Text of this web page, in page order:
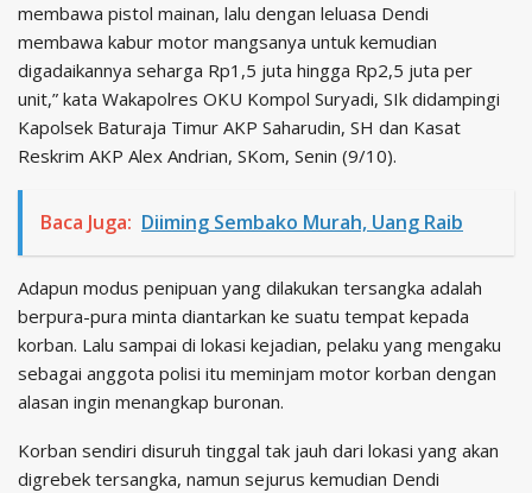
membawa pistol mainan, lalu dengan leluasa Dendi
membawa kabur motor mangsanya untuk kemudian
digadaikannya seharga Rp1,5 juta hingga Rp2,5 juta per
unit,” kata Wakapolres OKU Kompol Suryadi, SIk didampingi
Kapolsek Baturaja Timur AKP Saharudin, SH dan Kasat
Reskrim AKP Alex Andrian, SKom, Senin (9/10).
Baca Juga: Diiming Sembako Murah, Uang Raib
Adapun modus penipuan yang dilakukan tersangka adalah
berpura-pura minta diantarkan ke suatu tempat kepada
korban. Lalu sampai di lokasi kejadian, pelaku yang mengaku
sebagai anggota polisi itu meminjam motor korban dengan
alasan ingin menangkap buronan.
Korban sendiri disuruh tinggal tak jauh dari lokasi yang akan
digrebek tersangka, namun sejurus kemudian Dendi